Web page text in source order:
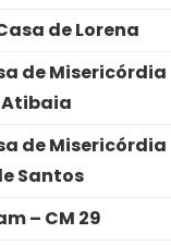
de Lorena
de Misericórdia
Atibaia
de Misericórdia
Santos
– CM 29